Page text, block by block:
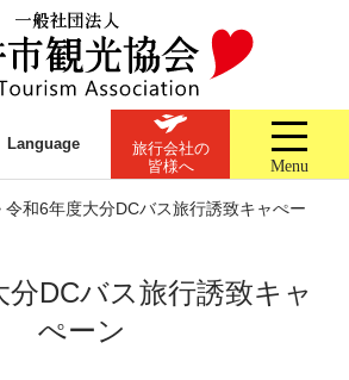
Language
旅行会社の
皆様へ
Menu
令和6年度大分DCバス旅行誘致キャぺー
分DCバス旅行誘致キャ
ぺーン